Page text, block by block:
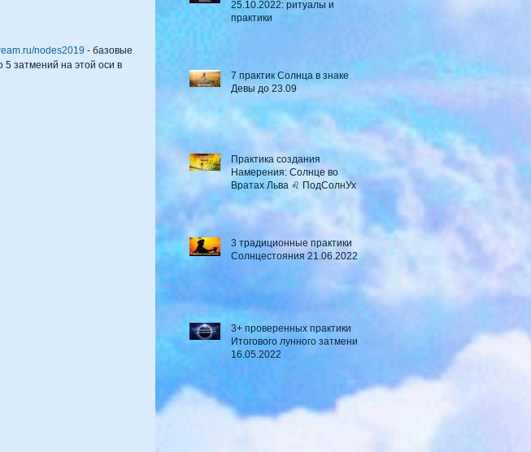
nodes2019 - базовые
затмений на этой оси в
25.10.2022: ритуалы и
практики
7 практик Солнца в знаке
Девы до 23.09
Практика создания
Намерения: Солнце во
Вратах Льва ♌ ПодСолнУх
3 традиционные практики
Солнцестояния 21.06.2022
3+ проверенных практики
Итогового лунного затмения
16.05.2022